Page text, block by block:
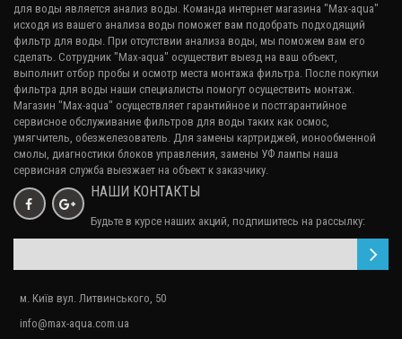
41 580.00₴
Фильтр для воды SINTRA
35 042.26₴
для воды является анализ воды. Команда интернет магазина "Max-aqua"
исходя из вашего анализа воды поможет вам подобрать подходящий
фильтр для воды. При отсутствии анализа воды, мы поможем вам его
сделать. Сотрудник "Max-aqua" осуществит выезд на ваш объект,
выполнит отбор пробы и осмотр места монтажа фильтра. После покупки
фильтра для воды наши специалисты помогут осуществить монтаж.
Магазин "Max-aqua" осуществляет гарантийное и постгарантийное
сервисное обслуживание фильтров для воды таких как осмос,
умягчитель, обезжелезователь. Для замены картриджей, ионообменной
смолы, диагностики блоков управления, замены УФ лампы наша
сервисная служба выезжает на объект к заказчику.
НАШИ КОНТАКТЫ
Будьте в курсе наших акций, подпишитесь на рассылку:
м. Київ вул. Литвинського, 50
info@max-aqua.com.ua